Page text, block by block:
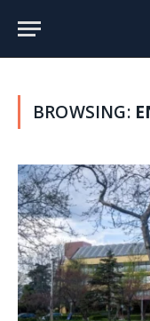
BROWSING: